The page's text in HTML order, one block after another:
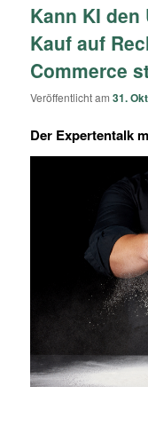
Kann KI den
Kauf auf
Commerce
Veröffentlicht am31.
Der Expertentalk